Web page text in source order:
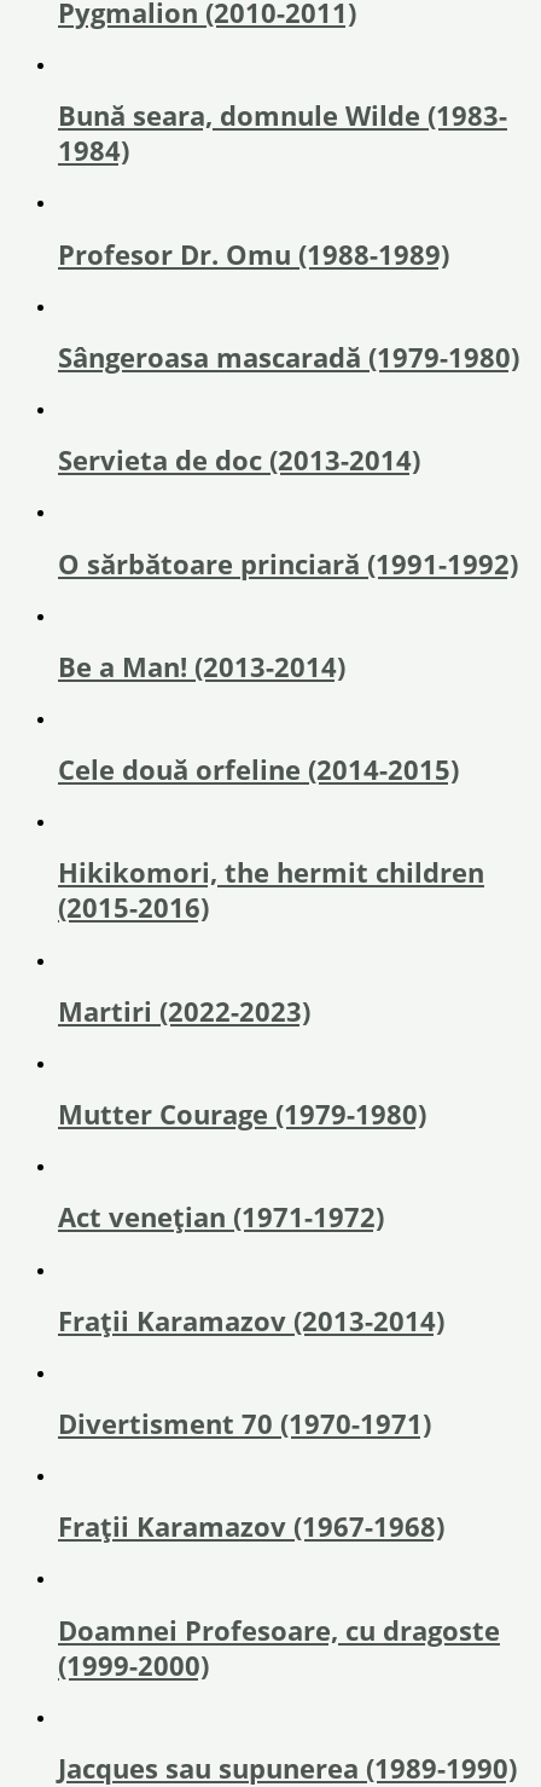
Pygmalion (2010-2011)
Bună seara, domnule Wilde (1983-
1984)
Profesor Dr. Omu (1988-1989)
Sângeroasa mascaradă (1979-1980)
Servieta de doc (2013-2014)
O sărbătoare princiară (1991-1992)
Be a Man! (2013-2014)
Cele două orfeline (2014-2015)
Hikikomori, the hermit children
(2015-2016)
Martiri (2022-2023)
Mutter Courage (1979-1980)
Act veneţian (1971-1972)
Frații Karamazov (2013-2014)
Divertisment 70 (1970-1971)
Fraţii Karamazov (1967-1968)
Doamnei Profesoare, cu dragoste
(1999-2000)
Jacques sau supunerea (1989-1990)